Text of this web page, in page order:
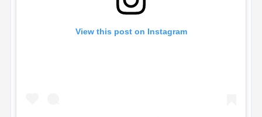
View this post on Instagram